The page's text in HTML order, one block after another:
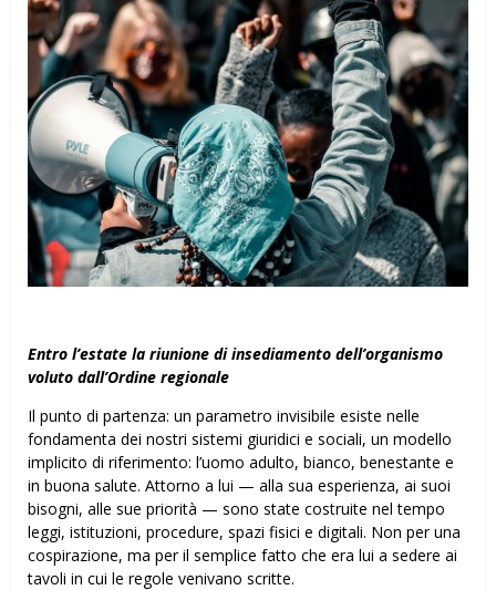
Entro l’estate la riunione di insediamento dell’organismo
voluto dall’Ordine regionale
Il punto di partenza: un parametro invisibile esiste nelle
fondamenta dei nostri sistemi giuridici e sociali, un modello
implicito di riferimento: l’uomo adulto, bianco, benestante e
in buona salute. Attorno a lui — alla sua esperienza, ai suoi
bisogni, alle sue priorità — sono state costruite nel tempo
leggi, istituzioni, procedure, spazi fisici e digitali. Non per una
cospirazione, ma per il semplice fatto che era lui a sedere ai
tavoli in cui le regole venivano scritte.